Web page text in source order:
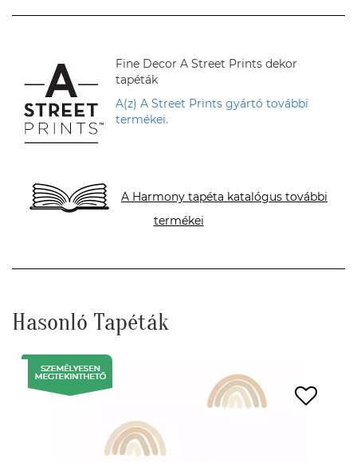
Fine Decor A Street Prints dekor
tapéták
A(z) A Street Prints gyártó további
termékei.
A Harmony tapéta katalógus további
termékei
Hasonló Tapéták